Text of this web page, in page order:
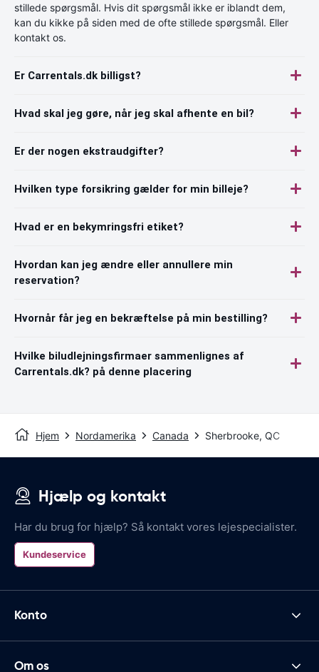
stillede spørgsmål. Hvis dit spørgsmål ikke er iblandt dem,
kan du kikke på siden med de ofte stillede spørgsmål. Eller
kontakt os.
Er Carrentals.dk billigst?
Hvad skal jeg gøre, når jeg skal afhente en bil?
Er der nogen ekstraudgifter?
Hvilken type forsikring gælder for min billeje?
Hvad er en bekymringsfri etiket?
Hvordan kan jeg ændre eller annullere min
reservation?
Hvornår får jeg en bekræftelse på min bestilling?
Hvilke biludlejningsfirmaer sammenlignes af
Carrentals.dk? på denne placering
Hjem Nordamerika Canada Sherbrooke, QC
Hjælp og kontakt
Har du brug for hjælp? Så kontakt vores lejespecialister.
Kundeservice
Konto
Om os